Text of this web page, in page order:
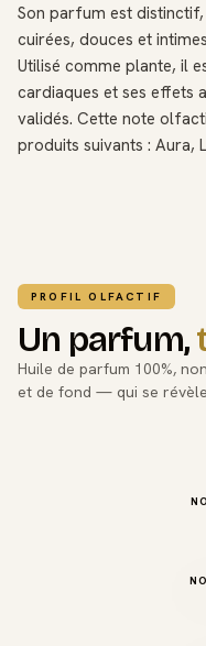
Son parfum est
cuirées, douces et
Utilisé comme plante, il
cardiaques et ses effets
validés. Cette note
produits suivants : Aura,
PROFIL OLFACTIF
Un parfum,
Huile de parfum 100%,
et de fond — qui se